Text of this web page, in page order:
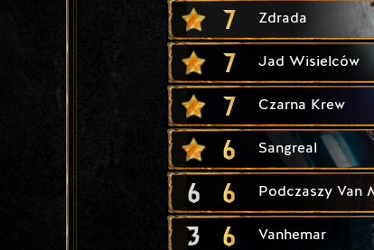
7 Zdrada
7 Jad Wisielców
7 Czarna Krew
6 Sangreal
6 6 Podczaszy Van
3 6 Vanhemar